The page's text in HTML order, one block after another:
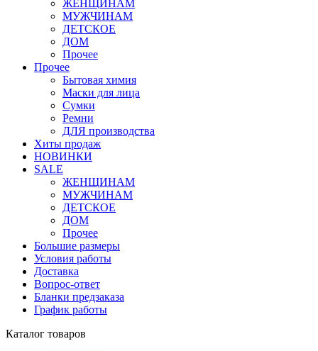
ЖЕНЩИНАМ
МУЖЧИНАМ
ДЕТСКОЕ
ДОМ
Прочее
Прочее
Бытовая химия
Маски для лица
Сумки
Ремни
ДЛЯ производства
Хиты продаж
НОВИНКИ
SALE
ЖЕНЩИНАМ
МУЖЧИНАМ
ДЕТСКОЕ
ДОМ
Прочее
Большие размеры
Условия работы
Доставка
Вопрос-ответ
Бланки предзаказа
График работы
Каталог товаров